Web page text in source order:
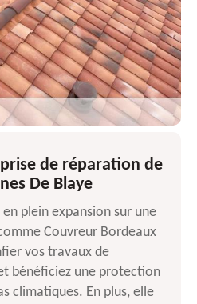
de réparation de
De Blaye
plein expansion sur une
Couvreur Bordeaux
vos travaux de
bénéficiez une protection
climatiques. En plus, elle